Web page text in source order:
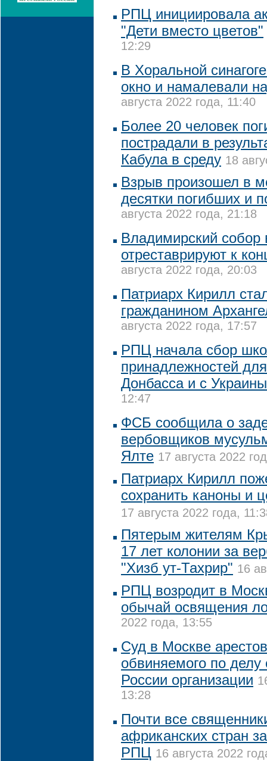
РПЦ инициировала
"Дети вместо цветов"
12:29
В Хоральной
окно и намалевали
августа 2022 года, 11:40
Более 20 человек
пострадали в
Кабула в среду 18
Взрыв произошел в
десятки погибших и
августа 2022 года, 21:18
Владимирский собор
отреставрируют к
августа 2022 года, 20:03
Патриарх Кирилл
гражданином
августа 2022 года, 17:57
РПЦ начала сбор
принадлежностей
Донбасса и с Украины
12:47
ФСБ сообщила о
вербовщиков
Ялте 17 августа 2022
Патриарх Кирилл
сохранить каноны и
17 августа 2022 года,
Пятерым жителям
17 лет колонии за
"Хизб ут-Тахрир" 16
РПЦ возродит в
обычай освящения
2022 года, 13:55
Суд в Москве
обвиняемого по
России организации
13:28
Почти все
африканских стран
РПЦ 16 августа 2022